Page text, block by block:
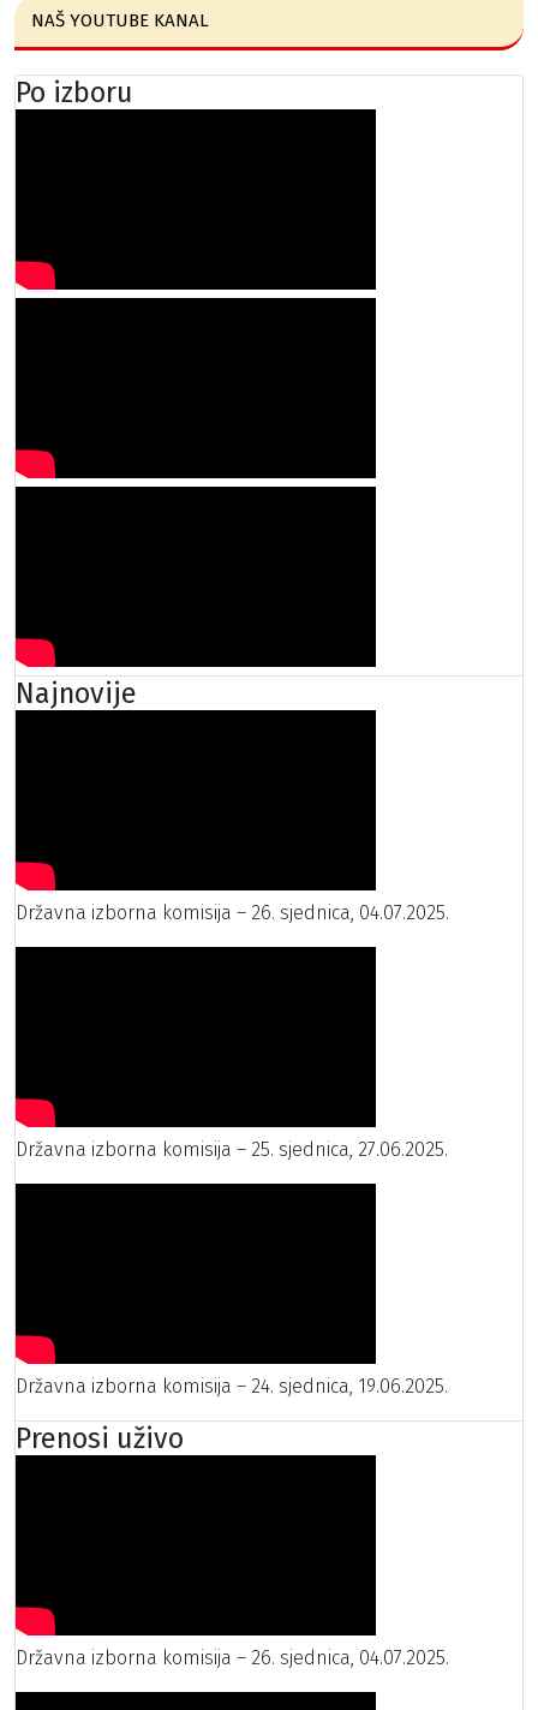
NAŠ YOUTUBE KANAL
Po izboru
Najnovije
Državna izborna komisija – 26. sjednica, 04.07.2025.
Državna izborna komisija – 25. sjednica, 27.06.2025.
Državna izborna komisija – 24. sjednica, 19.06.2025.
Prenosi uživo
Državna izborna komisija – 26. sjednica, 04.07.2025.